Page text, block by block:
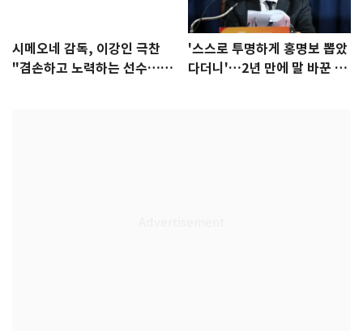
시메오네 감독, 이강인 극찬
"겸손하고 노력하는 선수…좋
'스스로 투명하게 홍명보 뽑았
다더니'…2년 만에 말 바꾼 이